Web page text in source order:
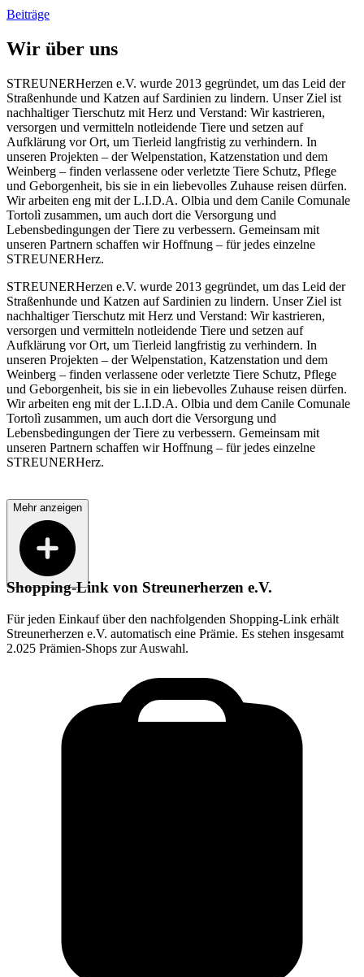
Beiträge
Wir über uns
STREUNERHerzen e.V. wurde 2013 gegründet, um das Leid der
Straßenhunde und Katzen auf Sardinien zu lindern. Unser Ziel ist
nachhaltiger Tierschutz mit Herz und Verstand: Wir kastrieren,
versorgen und vermitteln notleidende Tiere und setzen auf
Aufklärung vor Ort, um Tierleid langfristig zu verhindern. In
unseren Projekten – der Welpenstation, Katzenstation und dem
Weinberg – finden verlassene oder verletzte Tiere Schutz, Pflege
und Geborgenheit, bis sie in ein liebevolles Zuhause reisen dürfen.
Wir arbeiten eng mit der L.I.D.A. Olbia und dem Canile Comunale
Tortolì zusammen, um auch dort die Versorgung und
Lebensbedingungen der Tiere zu verbessern. Gemeinsam mit
unseren Partnern schaffen wir Hoffnung – für jedes einzelne
STREUNERHerz.
STREUNERHerzen e.V. wurde 2013 gegründet, um das Leid der
Straßenhunde und Katzen auf Sardinien zu lindern. Unser Ziel ist
nachhaltiger Tierschutz mit Herz und Verstand: Wir kastrieren,
versorgen und vermitteln notleidende Tiere und setzen auf
Aufklärung vor Ort, um Tierleid langfristig zu verhindern. In
unseren Projekten – der Welpenstation, Katzenstation und dem
Weinberg – finden verlassene oder verletzte Tiere Schutz, Pflege
und Geborgenheit, bis sie in ein liebevolles Zuhause reisen dürfen.
Wir arbeiten eng mit der L.I.D.A. Olbia und dem Canile Comunale
Tortolì zusammen, um auch dort die Versorgung und
Lebensbedingungen der Tiere zu verbessern. Gemeinsam mit
unseren Partnern schaffen wir Hoffnung – für jedes einzelne
STREUNERHerz.
Mehr anzeigen
Shopping-Link von Streunerherzen e.V.
Für jeden Einkauf über den nachfolgenden Shopping-Link erhält
Streunerherzen e.V. automatisch eine Prämie. Es stehen insgesamt
2.025 Prämien-Shops zur Auswahl.